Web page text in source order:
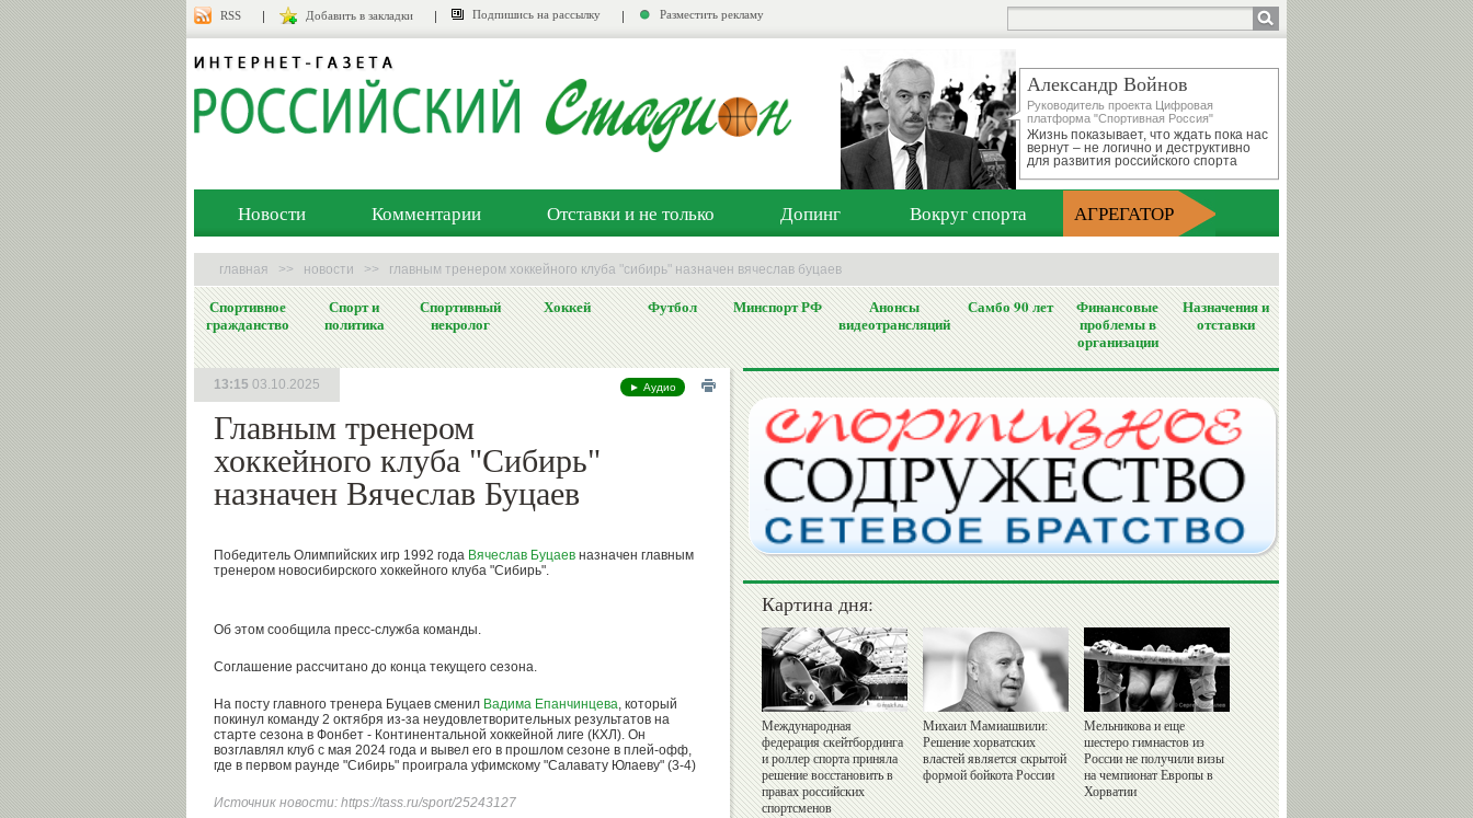
RSS Добавить в закладки Подпишись на рассылку Разместить рекламу
Александр Войнов
Руководитель проекта Цифровая
платформа "Спортивная Россия"
Жизнь показывает, что ждать пока нас
вернут – не логично и деструктивно
для развития российского спорта
Новости Комментарии Отставки и не только Допинг Вокруг спорта АГРЕГАТОР
главная >> новости >> главным тренером хоккейного клуба "сибирь" назначен вячеслав буцаев
Спортивное
гражданство
Спорт и
политика
Спортивный
некролог
Хоккей Футбол Минспорт РФ
Анонсы
видеотрансляций
Самбо 90 лет
Финансовые
проблемы в
организации
Назначения и
отставки
► Аудио
Главным тренером
хоккейного клуба "Сибирь"
назначен Вячеслав Буцаев
13:15 03.10.2025
Победитель Олимпийских игр 1992 года Вячеслав Буцаев назначен главным
тренером новосибирского хоккейного клуба "Сибирь".
Об этом сообщила пресс-служба команды.
Соглашение рассчитано до конца текущего сезона.
На посту главного тренера Буцаев сменил Вадима Епанчинцева, который
покинул команду 2 октября из-за неудовлетворительных результатов на
старте сезона в Фонбет - Континентальной хоккейной лиге (КХЛ). Он
возглавлял клуб с мая 2024 года и вывел его в прошлом сезоне в плей-офф,
где в первом раунде "Сибирь" проиграла уфимскому "Салавату Юлаеву" (3-4)
Источник новости: https://tass.ru/sport/25243127
Картина дня:
Международная
федерация скейтбординга
и роллер спорта приняла
решение восстановить в
правах российских
спортсменов
Михаил Мамиашвили:
Решение хорватских
властей является скрытой
формой бойкота России
Мельникова и еще
шестеро гимнастов из
России не получили визы
на чемпионат Европы в
Хорватии